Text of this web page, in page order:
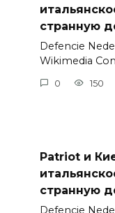
странную
Defencie
Wikimedia
0 150
Patriot и
странную
Defencie